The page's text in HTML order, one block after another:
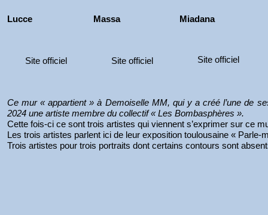
Lucce
Site officiel
Massa
Site officiel
Miadana
Site officiel
Ce mur « appartient » à Demoiselle MM, qui y a créé l’une de
2024 une artiste membre du collectif « Les Bombasphères ».
Cette fois-ci ce sont trois artistes qui viennent s’exprimer sur ce
Les trois artistes parlent ici de leur exposition toulousaine « Parle-
Trois artistes pour trois portraits dont certains contours sont